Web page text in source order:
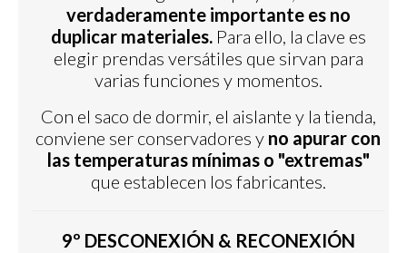
verdaderamente importante es no
duplicar materiales.Para ello, la clave es
elegir prendas versátiles que sirvan para
varias funciones y momentos.
Con el saco de dormir, el aislante y la tienda,
conviene ser conservadores y no apurar con
las temperaturas mínimas o "extremas"
que establecen los fabricantes.
9º DESCONEXIÓN & RECONEXIÓN